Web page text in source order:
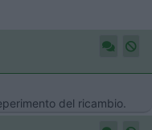
del ricambio.